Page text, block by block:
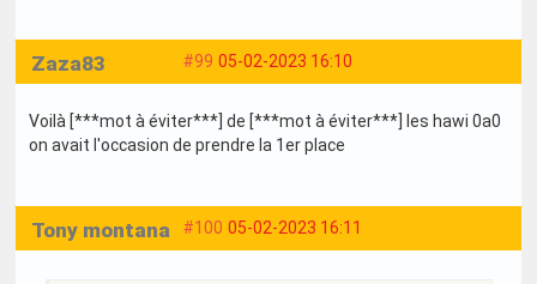
#99 05-02-2023 16:10
Zaza83
Voilà [***mot à éviter***] de [***mot à éviter***] les hawi 0a0
on avait l'occasion de prendre la 1er place
#100 05-02-2023 16:11
Tony montana